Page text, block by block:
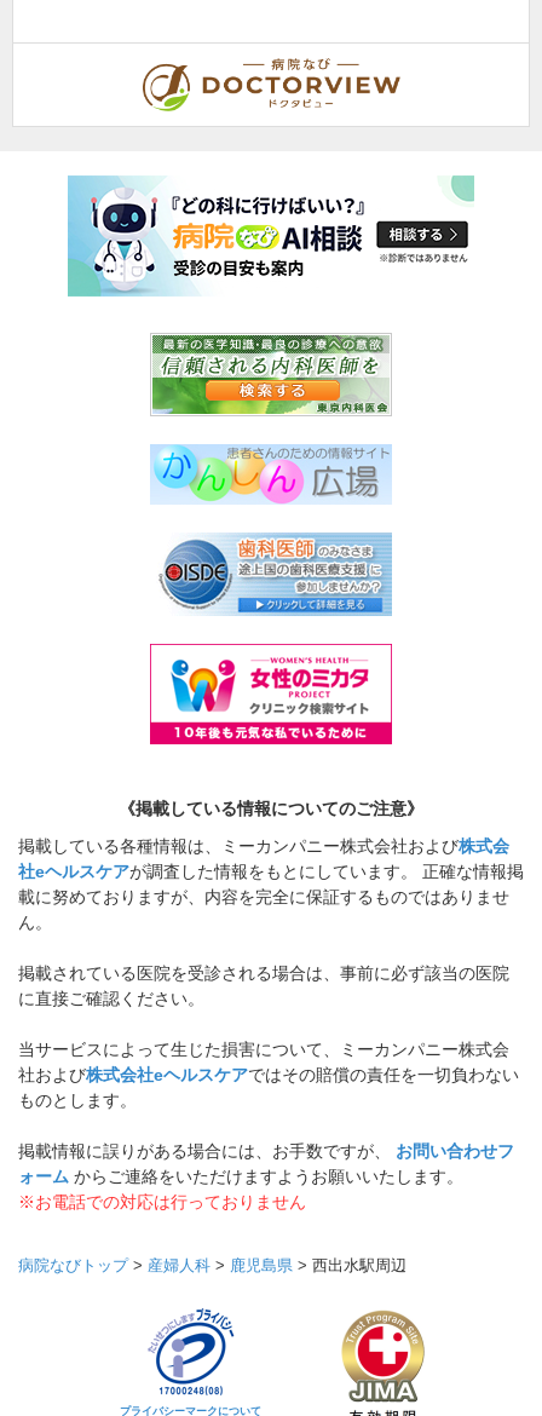
《掲載している情報についてのご注意》
掲載している各種情報は、ミーカンパニー株式会社および株式会
社eヘルスケアが調査した情報をもとにしています。 正確な情報掲
載に努めておりますが、内容を完全に保証するものではありませ
ん。
掲載されている医院を受診される場合は、事前に必ず該当の医院
に直接ご確認ください。
当サービスによって生じた損害について、ミーカンパニー株式会
社および株式会社eヘルスケアではその賠償の責任を一切負わない
ものとします。
掲載情報に誤りがある場合には、お手数ですが、 お問い合わせフ
ォーム からご連絡をいただけますようお願いいたします。
※お電話での対応は行っておりません
病院なびトップ> 産婦人科 > 鹿児島県 > 西出水駅周辺
プライバシーマークについて